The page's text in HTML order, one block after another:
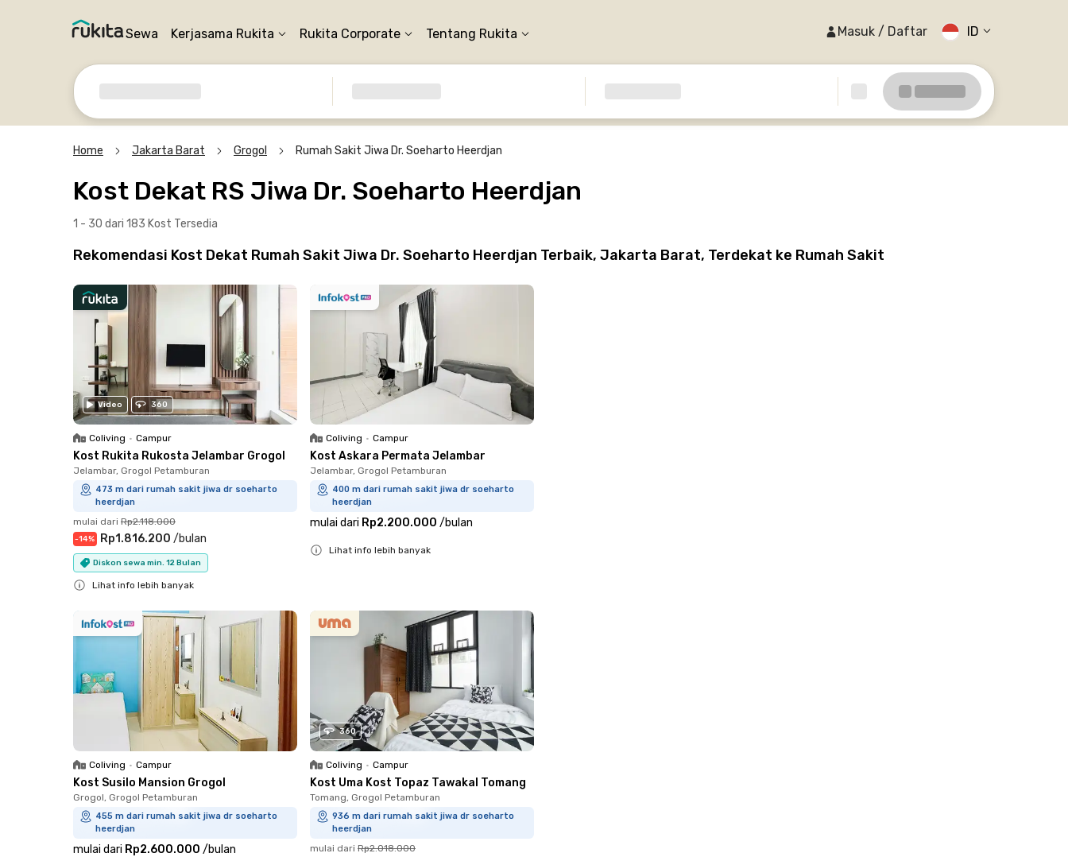
Sewa Kerjasama Rukita Rukita Corporate Tentang Rukita Masuk / Daftar ID
Home Jakarta Barat Grogol Rumah Sakit Jiwa Dr. Soeharto Heerdjan
Kost Dekat RS Jiwa Dr. Soeharto Heerdjan
1 - 30 dari 183 Kost Tersedia
Rekomendasi Kost Dekat Rumah Sakit Jiwa Dr. Soeharto Heerdjan Terbaik, Jakarta Barat, Terdekat ke Rumah Sakit
Video 360
Coliving • Campur
Kost Rukita Rukosta Jelambar Grogol
Jelambar, Grogol Petamburan
473 m dari rumah sakit jiwa dr soeharto
heerdjan
mulai dari Rp2.118.000
-14% Rp1.816.200 /bulan
Diskon sewa min. 12 Bulan
Lihat info lebih banyak
Coliving • Campur
Kost Askara Permata Jelambar
Jelambar, Grogol Petamburan
400 m dari rumah sakit jiwa dr soeharto
heerdjan
mulai dari Rp2.200.000 /bulan
Lihat info lebih banyak
Coliving • Campur
Kost Susilo Mansion Grogol
Grogol, Grogol Petamburan
455 m dari rumah sakit jiwa dr soeharto
heerdjan
mulai dari Rp2.600.000 /bulan
360
Coliving • Campur
Kost Uma Kost Topaz Tawakal Tomang
Tomang, Grogol Petamburan
936 m dari rumah sakit jiwa dr soeharto
heerdjan
mulai dari Rp2.018.000